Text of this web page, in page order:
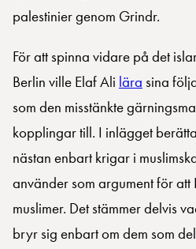
palestinier genom Grindr.
För att spinna vidare på det
Berlin ville Elaf Ali lära sina
som den misstänkte
kopplingar till. I inlägget
nästan enbart krigar i
använder som argument för att
muslimer. Det stämmer delvis
bryr sig enbart om dem som